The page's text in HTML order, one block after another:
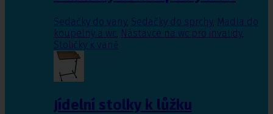
Sedačky do vany, Sedačky do sprchy, Madla do
koupelny a wc, Nástavce na wc pro invalidy,
Stoličky k vaně
Jídelní stolky k lůžku